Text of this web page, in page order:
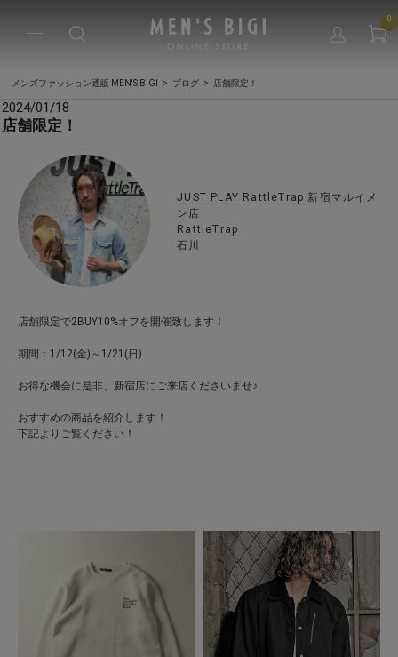
0
メンズファッション通販 MEN'S BIGI ブログ 店舗限定！
2024/01/18
店舗限定！
JUST PLAY RattleTrap 新宿マルイメ
ン店
RattleTrap
石川
店舗限定で2BUY10%オフを開催致します！
期間：1/12(金)～1/21(日)
お得な機会に是非、新宿店にご来店くださいませ♪
おすすめの商品を紹介します！
下記よりご覧ください！